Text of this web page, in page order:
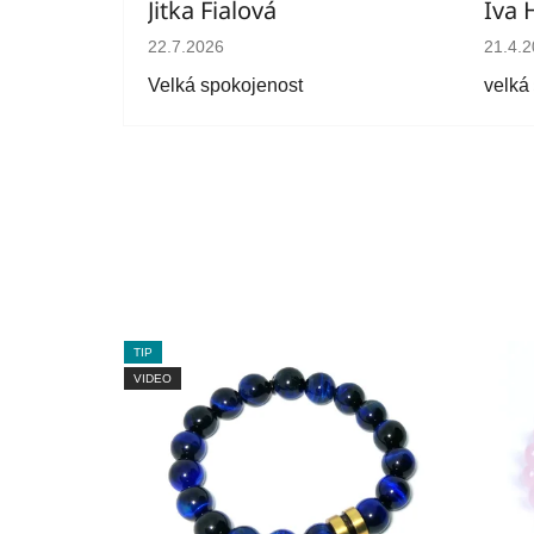
Jitka Fialová
Hodnocení obchodu je 5 z 5 hvězdiček.
22.7.2026
Velká spokojenost
Iva
velká
TIP
VIDEO